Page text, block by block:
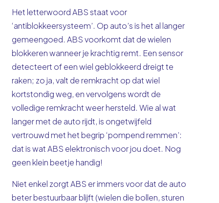
Het letterwoord ABS staat voor
‘antiblokkeersysteem’. Op auto’s is het al langer
gemeengoed. ABS voorkomt dat de wielen
blokkeren wanneer je krachtig remt. Een sensor
detecteert of een wiel geblokkeerd dreigt te
raken; zo ja, valt de remkracht op dat wiel
kortstondig weg, en vervolgens wordt de
volledige remkracht weer hersteld. Wie al wat
langer met de auto rijdt, is ongetwijfeld
vertrouwd met het begrip ‘pompend remmen’:
dat is wat ABS elektronisch voor jou doet. Nog
geen klein beetje handig!
Niet enkel zorgt ABS er immers voor dat de auto
beter bestuurbaar blijft (wielen die bollen, sturen